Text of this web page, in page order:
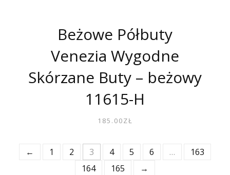
Beżowe Półbuty
Venezia Wygodne
Skórzane Buty – beżowy
11615-H
185.00ZŁ
← 1 2 3 4 5 6 …
163
164
165 →